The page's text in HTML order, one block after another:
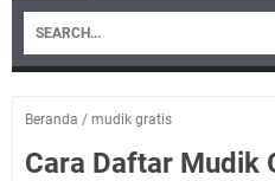
Beranda / mudik gratis
Cara Daftar Mudik